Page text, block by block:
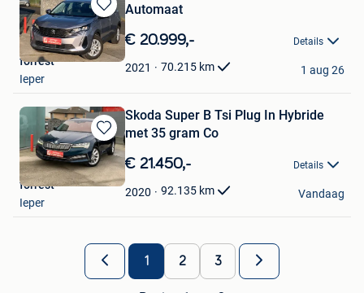
Bewaren
in
Mijn
Favorieten
Automaat
€ 20.999,- Details
2021 70.215 km
forrest
Ieper
1 aug 26
Bewaren
in
Mijn
Favorieten
Skoda Super B Tsi Plug In Hybride
met 35 gram Co
€ 21.450,- Details
2020 92.135 km
forrest
Ieper
Vandaag
1 2 3